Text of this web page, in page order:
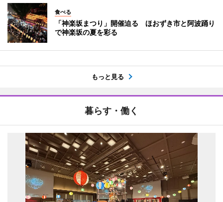
食べる
「神楽坂まつり」開催迫る ほおずき市と阿波踊り
で神楽坂の夏を彩る
もっと見る
暮らす・働く